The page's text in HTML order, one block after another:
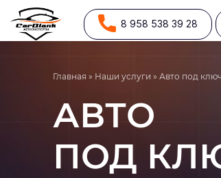
8 958 538 39 28
Главная » Наши услуги » Авто под ключ
АВТО
ПОД